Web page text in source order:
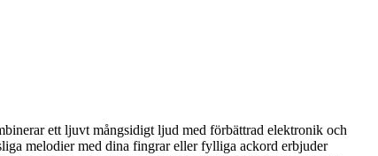
ett ljuvt mångsidigt ljud med förbättrad elektronik och
melodier med dina fingrar eller fylliga ackord erbjuder